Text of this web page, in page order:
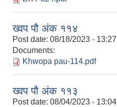
ख्वप पौ अंक ११४
Post date: 08/18/2023 - 13:27
Documents:
Khwopa pau-114.pdf
ख्वप पौ अंक ११३
Post date: 08/04/2023 - 13:04